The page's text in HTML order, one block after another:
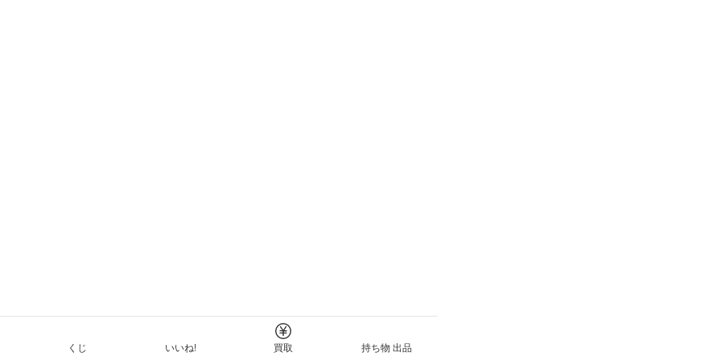
くじ いいね! 買取 持ち物 出品